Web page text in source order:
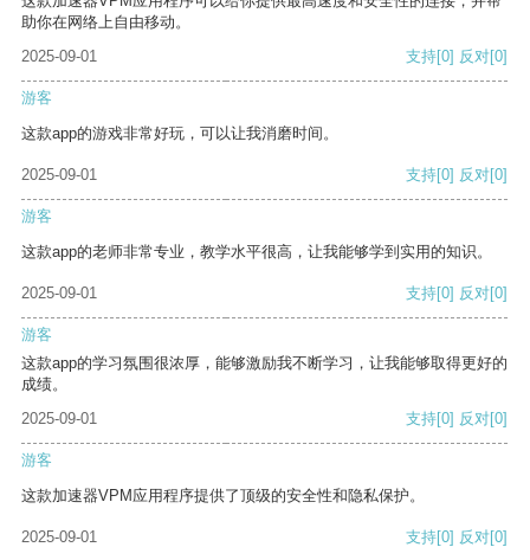
助你在网络上自由移动。
2025-09-01
支持[0] 反对[0]
游客
这款app的游戏非常好玩，可以让我消磨时间。
2025-09-01 支持[0] 反对[0]
游客
这款app的老师非常专业，教学水平很高，让我能够学到实用的知识。
2025-09-01 支持[0] 反对[0]
游客
这款app的学习氛围很浓厚，能够激励我不断学习，让我能够取得更好的
成绩。
2025-09-01
支持[0] 反对[0]
游客
这款加速器VPM应用程序提供了顶级的安全性和隐私保护。
2025-09-01 支持[0] 反对[0]